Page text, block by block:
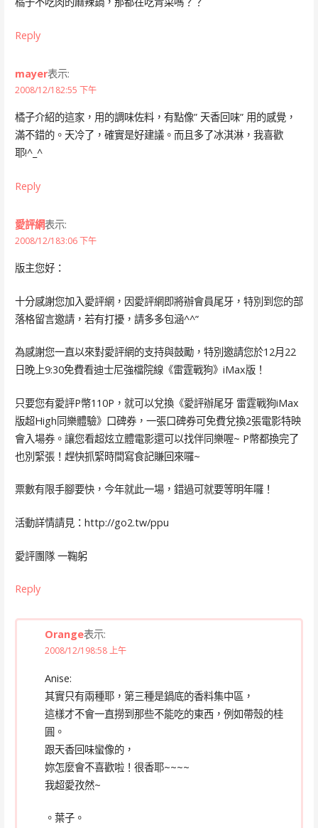
Reply
mayer表示:
2008/12/182:55 下午
橘子介紹的這家，用的調味佐料，有點像” 天香回味” 用的感覺，
滿不錯的。天冷了，確實是好建議。而且多了冰淇淋，我喜歡
耶!^_^
Reply
愛評網表示:
2008/12/183:06 下午
版主您好：
十分感謝您加入愛評網，因愛評網即將辦會員尾牙，特別到您的部
落格留言邀請，若有打擾，請多多包涵^^”
為感謝您一直以來對愛評網的支持與鼓勵，特別邀請您於12月22
日晚上9:30免費看迪士尼強檔院線《雷霆戰狗》iMax版！
只要您有愛評P幣110P，就可以兌換《愛評辦尾牙 雷霆戰狗iMax
版超High同樂體驗》口碑券，一張口碑券可免費兌換2張電影特映
會入場券。讓您看超炫立體電影還可以找伴同樂喔~ P幣都換完了
也別緊張！趕快抓緊時間寫食記賺回來囉~
票數有限手腳要快，今年就此一場，錯過可就要等明年囉！
活動詳情請見：http://go2.tw/ppu
愛評團隊 一鞠躬
Reply
Orange表示:
2008/12/198:58 上午
Anise:
其實只有兩種耶，第三種是鍋底的香料集中區，
這樣才不會一直撈到那些不能吃的東西，例如帶殼的桂
圓。
跟天香回味蠻像的，
妳怎麼會不喜歡啦！很香耶~~~~
我超愛孜然~
。葉子。